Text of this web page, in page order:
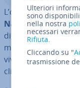
L’opzione migliore
Navezganeè
disponete
men­te il software
vi­ven­za con
client a riga di
Ulteriori
sono
nella nostra
necessari
Rifiuta.
Cliccando su "
trasmissione